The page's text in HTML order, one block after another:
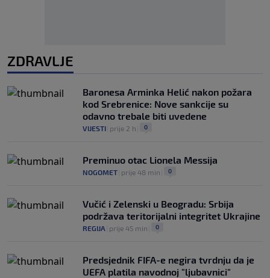
ZDRAVLJE
Baronesa Arminka Helić nakon požara
kod Srebrenice: Nove sankcije su
odavno trebale biti uvedene
VIJESTI prije 2 h 0
Preminuo otac Lionela Messija
NOGOMET prije 48 min 0
Vučić i Zelenski u Beogradu: Srbija
podržava teritorijalni integritet Ukrajine
REGIJA prije 45 min 0
Predsjednik FIFA-e negira tvrdnju da je
UEFA platila navodnoj "ljubavnici"